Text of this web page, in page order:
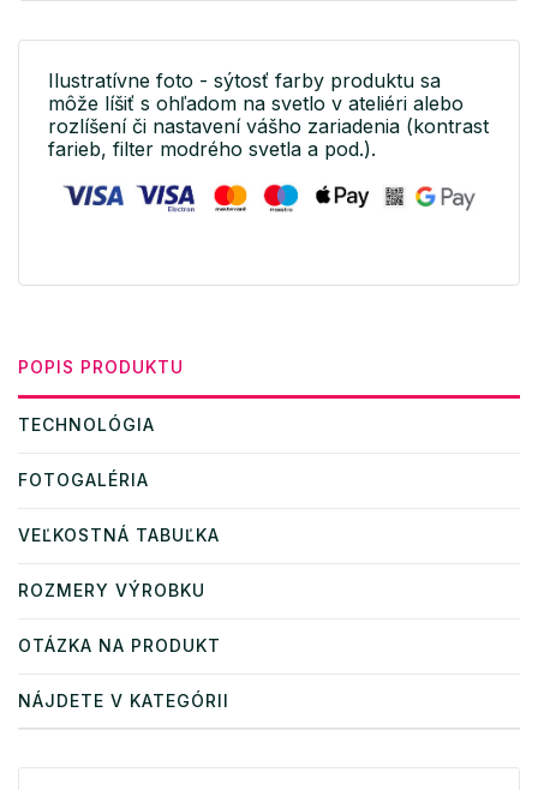
Ilustratívne foto - sýtosť farby produktu sa
môže líšiť s ohľadom na svetlo v ateliéri alebo
rozlíšení či nastavení vášho zariadenia (kontrast
farieb, filter modrého svetla a pod.).
POPIS PRODUKTU
TECHNOLÓGIA
FOTOGALÉRIA
VEĽKOSTNÁ TABUĽKA
ROZMERY VÝROBKU
OTÁZKA NA PRODUKT
NÁJDETE V KATEGÓRII